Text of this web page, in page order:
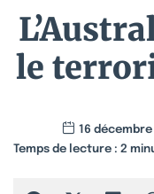
le
16 décembre
Temps de lecture : 2